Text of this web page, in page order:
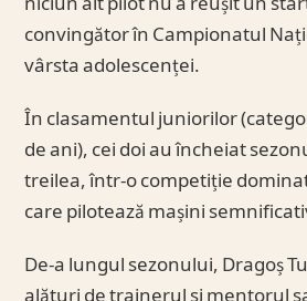
convingător în Campionatul
vârsta adolescenței.
În clasamentul juniorilor
de ani), cei doi au încheiat
treilea, într-o competiție
care pilotează mașini
De-a lungul sezonului, Dragoș